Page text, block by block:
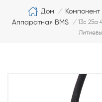
Дом /
Аппаратная BMS / 13с 25а